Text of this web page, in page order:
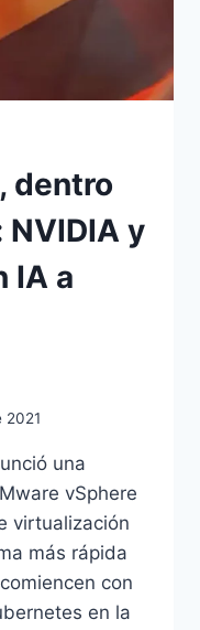
dentro
y
IA a
2021
una
vSphere
virtualización
más rápida
con
en la